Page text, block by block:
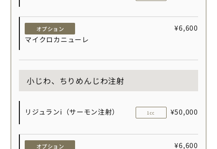
オプション
マイクロカニューレ
¥6,600
小じわ、ちりめんじわ注射
リジュランi（サーモン注射） 1cc ¥50,000
オプション ¥6,600